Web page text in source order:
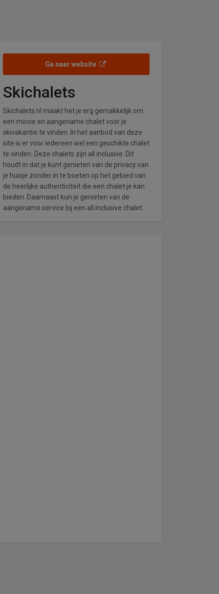
Ga naar website
Skichalets
Skichalets.nl maakt het je erg gemakkelijk om
een mooie en aangename chalet voor je
skivakantie te vinden. In het aanbod van deze
site is er voor iedereen wel een geschikte chalet
te vinden. Deze chalets zijn all inclusive. Dit
houdt in dat je kunt genieten van de privacy van
je huisje zonder in te boeten op het gebied van
de heerlijke authenticiteit die een chalet je kan
bieden. Daarnaast kun je genieten van de
aangename service bij een all inclusive chalet.